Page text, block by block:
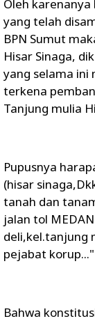
Oleh
yang telah
BPN Sumut
Hisar Sinaga,
yang selama ini
terkena
Tanjung mulia
Pupusnya
(hisar
tanah dan
jalan tol
deli,kel.tanjung
pejabat korup..."
Bahwa